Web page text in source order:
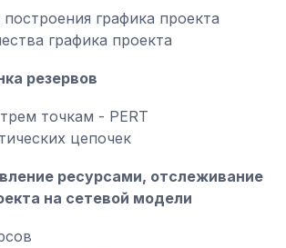
графика проекта
графика проекта
резервов
точкам - PERT
цепочек
ресурсами, отслеживание
на сетевой модели